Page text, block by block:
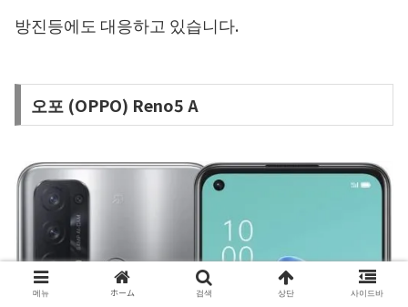
방진등에도 대응하고 있습니다.
오포 (OPPO) Reno5 A
메뉴 ホーム 검색 상단 사이드바